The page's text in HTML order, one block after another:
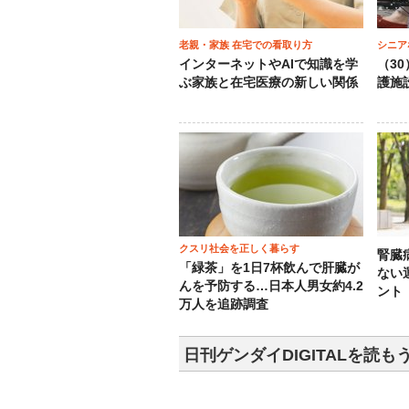
老親・家族 在宅での看取り方
インターネットやAIで知識を学
ぶ家族と在宅医療の新しい関係
シニ
（
護施
クスリ社会を正しく暮らす
「緑茶」を1日7杯飲んで肝臓が
んを予防する…日本人男女約4.2
万人を追跡調査
腎臓
ない
ント
日刊ゲンダイDIGITALを読も